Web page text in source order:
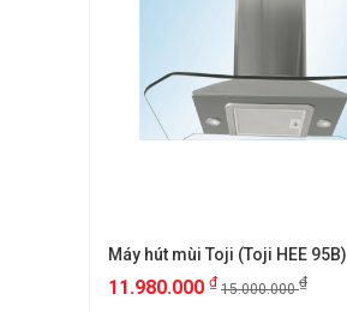
Máy hút mùi Toji (Toji HEE 95B)
11.980.000 ₫ 15.000.000₫